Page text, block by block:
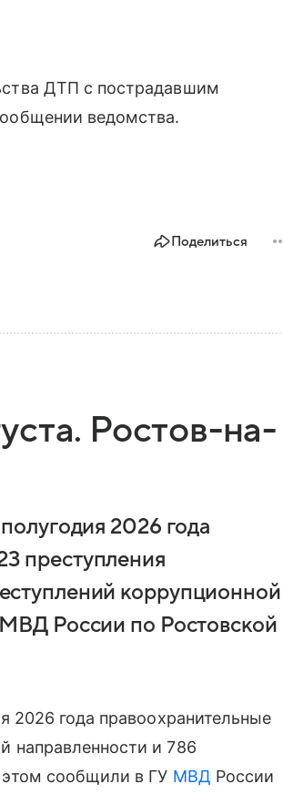
ДТП с пострадавшим
ведомства.
Поделиться
Ростов-на-
2026 года
преступления
коррупционной
России по Ростовской
2026 года правоохранительные
направленности и 786
этом сообщили в ГУ МВД России